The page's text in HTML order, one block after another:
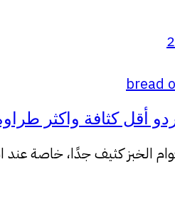
الخبز كثيف جدًا، خاصة